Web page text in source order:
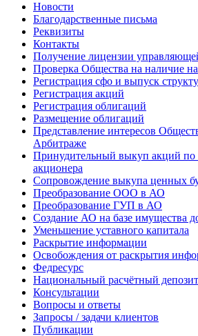
Новости
Благодарственные письма
Реквизиты
Контакты
Получение лицензии
Проверка Общества на наличие
Регистрация сфо и выпуск
Регистрация акций
Регистрация облигаций
Размещение облигаций
Представление интересов
Арбитраже
Принудительный выкуп акций по
акционера
Сопровождение выкупа ценных
Преобразование ООО в АО
Преобразование ГУП в АО
Создание АО на базе имущества
Уменьшение уставного капитала
Раскрытие информации
Освобождения от раскрытия
Федресурс
Национальный расчётный
Консультации
Вопросы и ответы
Запросы / задачи клиентов
Публикации